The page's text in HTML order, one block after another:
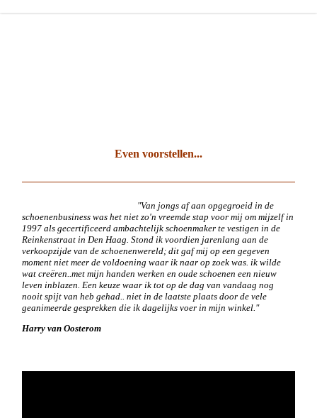
Even voorstellen...
"Van jongs af aan opgegroeid in de
schoenenbusiness was het niet zo'n vreemde stap voor mij om mijzelf in
1997 als gecertificeerd ambachtelijk schoenmaker te vestigen in de
Reinkenstraat in Den Haag. Stond ik voordien jarenlang aan de
verkoopzijde van de schoenenwereld; dit gaf mij op een gegeven
moment niet meer de voldoening waar ik naar op zoek was. ik wilde
wat creëren..met mijn handen werken en oude schoenen een nieuw
leven inblazen. Een keuze waar ik tot op de dag van vandaag nog
nooit spijt van heb gehad.. niet in de laatste plaats door de vele
geanimeerde gesprekken die ik dagelijks voer in mijn winkel."
Harry van Oosterom